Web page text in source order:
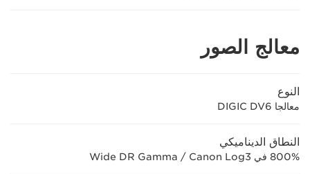
معالج الصور
النوع
معالجا DIGIC DV6
النطاق الديناميكي
800% في Canon Log3‏ / Wide DR Gamma